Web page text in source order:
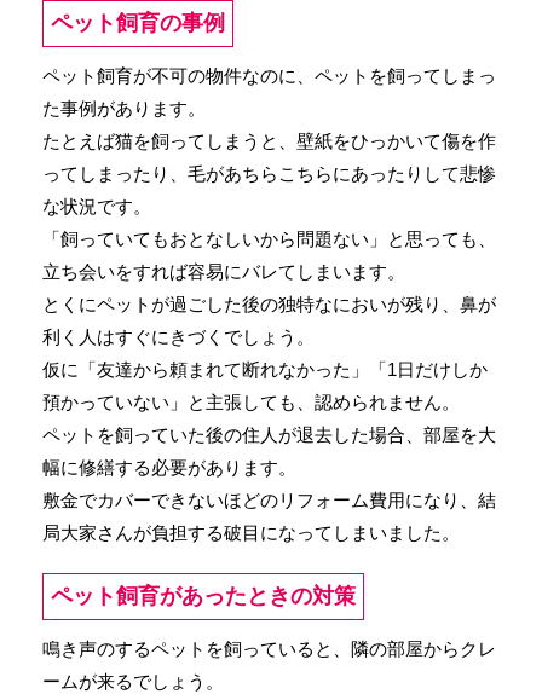
ペット飼育の事例
ペット飼育が不可の物件なのに、ペットを飼ってしまっ
た事例があります。
たとえば猫を飼ってしまうと、壁紙をひっかいて傷を作
ってしまったり、毛があちらこちらにあったりして悲惨
な状況です。
「飼っていてもおとなしいから問題ない」と思っても、
立ち会いをすれば容易にバレてしまいます。
とくにペットが過ごした後の独特なにおいが残り、鼻が
利く人はすぐにきづくでしょう。
仮に「友達から頼まれて断れなかった」「1日だけしか
預かっていない」と主張しても、認められません。
ペットを飼っていた後の住人が退去した場合、部屋を大
幅に修繕する必要があります。
敷金でカバーできないほどのリフォーム費用になり、結
局大家さんが負担する破目になってしまいました。
ペット飼育があったときの対策
鳴き声のするペットを飼っていると、隣の部屋からクレ
ームが来るでしょう。